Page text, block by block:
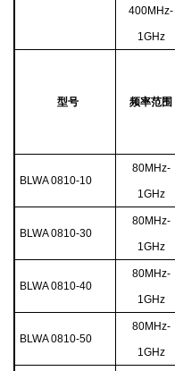
400MHz-
1GHz
型号 频率范围
BLWA 0810-10
80MHz-
1GHz
BLWA 0810-30
80MHz-
1GHz
BLWA 0810-40
80MHz-
1GHz
BLWA 0810-50
80MHz-
1GHz